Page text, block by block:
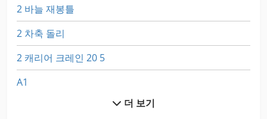
2 바늘 재봉틀
2 차축 돌리
2 캐리어 크레인 20 5
A1
더 보기